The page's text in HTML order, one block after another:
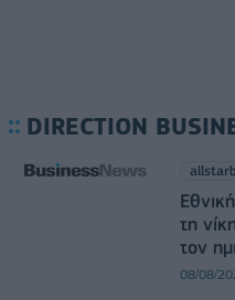
DIRECTION
τη
τον
08/08/